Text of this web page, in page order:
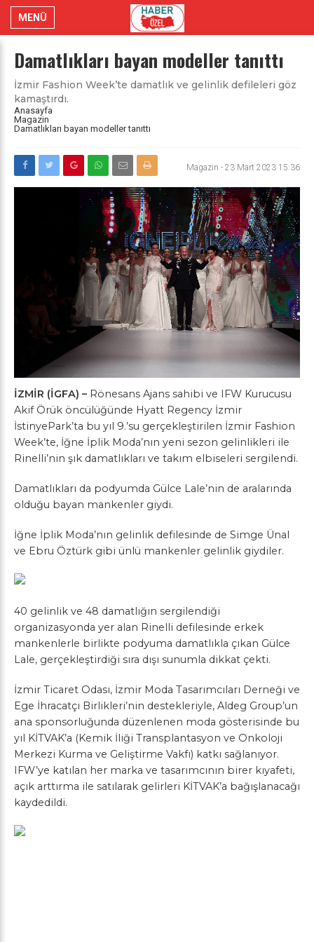
MENÜ
Damatlıkları bayan modeller tanıttı
İzmir Fashion Week’te damatlık ve gelinlik defileleri göz
kamaştırdı.
Anasayfa
Magazin
Damatlıkları bayan modeller tanıttı
Magazin - 23 Mart 2023 15:36
İZMİR (İGFA) – Rönesans Ajans sahibi ve IFW Kurucusu
Akif Örük öncülüğünde Hyatt Regency İzmir
İstinyePark’ta bu yıl 9.’su gerçekleştirilen İzmir Fashion
Week’te, İğne İplik Moda’nın yeni sezon gelinlikleri ile
Rinelli’nin şık damatlıkları ve takım elbiseleri sergilendi.
Damatlıkları da podyumda Gülce Lale’nin de aralarında
olduğu bayan mankenler giydi.
İğne İplik Moda’nın gelinlik defilesinde de Simge Ünal
ve Ebru Öztürk gibi ünlü mankenler gelinlik giydiler.
40 gelinlik ve 48 damatlığın sergilendiği
organizasyonda yer alan Rinelli defilesinde erkek
mankenlerle birlikte podyuma damatlıkla çıkan Gülce
Lale, gerçekleştirdiği sıra dışı sunumla dikkat çekti.
İzmir Ticaret Odası, İzmir Moda Tasarımcıları Derneği ve
Ege İhracatçı Birlikleri’nin destekleriyle, Aldeg Group’un
ana sponsorluğunda düzenlenen moda gösterisinde bu
yıl KİTVAK’a (Kemik İliği Transplantasyon ve Onkoloji
Merkezi Kurma ve Geliştirme Vakfı) katkı sağlanıyor.
IFW’ye katılan her marka ve tasarımcının birer kıyafeti,
açık arttırma ile satılarak gelirleri KİTVAK’a bağışlanacağı
kaydedildi.